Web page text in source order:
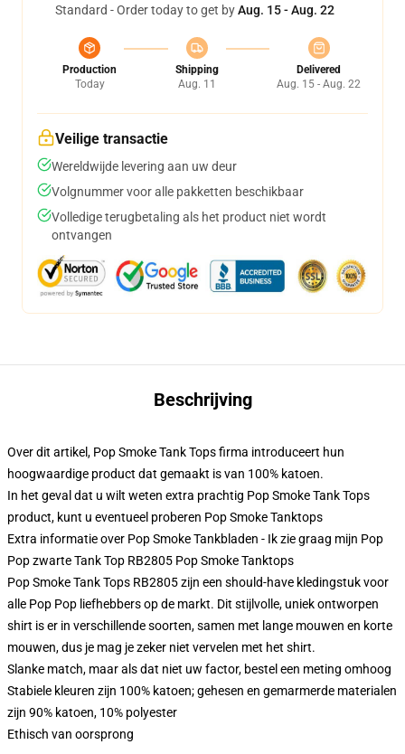
Standard - Order today to get byAug. 15 - Aug. 22
Production
Today
Shipping
Aug. 11
Delivered
Aug. 15 - Aug. 22
Veilige transactie
Wereldwijde levering aan uw deur
Volgnummer voor alle pakketten beschikbaar
Volledige terugbetaling als het product niet wordt
ontvangen
Beschrijving
Over dit artikel, Pop Smoke Tank Tops firma introduceert hun
hoogwaardige product dat gemaakt is van 100% katoen.
In het geval dat u wilt weten extra prachtig Pop Smoke Tank Tops
product, kunt u eventueel proberen Pop Smoke Tanktops
Extra informatie over Pop Smoke Tankbladen - Ik zie graag mijn Pop
Pop zwarte Tank Top RB2805 Pop Smoke Tanktops
Pop Smoke Tank Tops RB2805 zijn een should-have kledingstuk voor
alle Pop Pop liefhebbers op de markt. Dit stijlvolle, uniek ontworpen
shirt is er in verschillende soorten, samen met lange mouwen en korte
mouwen, dus je mag je zeker niet vervelen met het shirt.
Slanke match, maar als dat niet uw factor, bestel een meting omhoog
Stabiele kleuren zijn 100% katoen; gehesen en gemarmerde materialen
zijn 90% katoen, 10% polyester
Ethisch van oorsprong